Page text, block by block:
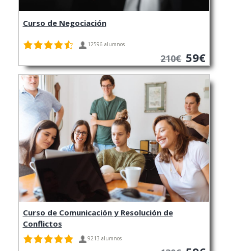
Curso de Negociación
12596 alumnos
210€ 59€
Curso de Comunicación y Resolución de
Conflictos
9213 alumnos